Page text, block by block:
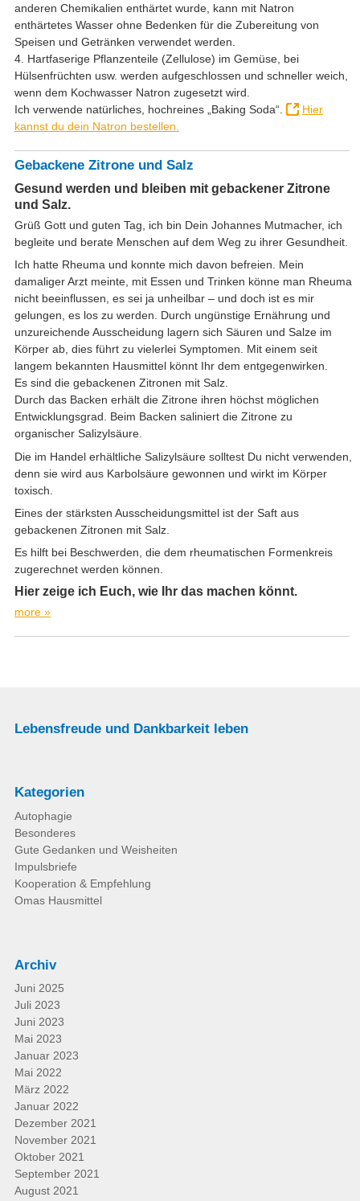
anderen Chemikalien enthärtet wurde, kann mit Natron
enthärtetes Wasser ohne Bedenken für die Zubereitung von
Speisen und Getränken verwendet werden.
4. Hartfaserige Pflanzenteile (Zellulose) im Gemüse, bei
Hülsenfrüchten usw. werden aufgeschlossen und schneller weich,
wenn dem Kochwasser Natron zugesetzt wird.
Ich verwende natürliches, hochreines „Baking Soda“.
Hier
kannst du dein Natron bestellen.
Gebackene Zitrone und Salz
Gesund werden und bleiben mit gebackener Zitrone
und Salz.
Grüß Gott und guten Tag, ich bin Dein Johannes Mutmacher, ich
begleite und berate Menschen auf dem Weg zu ihrer Gesundheit.
Ich hatte Rheuma und konnte mich davon befreien. Mein
damaliger Arzt meinte, mit Essen und Trinken könne man Rheuma
nicht beeinflussen, es sei ja unheilbar – und doch ist es mir
gelungen, es los zu werden. Durch ungünstige Ernährung und
unzureichende Ausscheidung lagern sich Säuren und Salze im
Körper ab, dies führt zu vielerlei Symptomen. Mit einem seit
langem bekannten Hausmittel könnt Ihr dem entgegenwirken.
Es sind die gebackenen Zitronen mit Salz.
Durch das Backen erhält die Zitrone ihren höchst möglichen
Entwicklungsgrad. Beim Backen saliniert die Zitrone zu
organischer Salizylsäure.
Die im Handel erhältliche Salizylsäure solltest Du nicht verwenden,
denn sie wird aus Karbolsäure gewonnen und wirkt im Körper
toxisch.
Eines der stärksten Ausscheidungsmittel ist der Saft aus
gebackenen Zitronen mit Salz.
Es hilft bei Beschwerden, die dem rheumatischen Formenkreis
zugerechnet werden können.
Hier zeige ich Euch, wie Ihr das machen könnt.
more »
Lebensfreude und Dankbarkeit leben
Kategorien
Autophagie
Besonderes
Gute Gedanken und Weisheiten
Impulsbriefe
Kooperation & Empfehlung
Omas Hausmittel
Archiv
Juni 2025
Juli 2023
Juni 2023
Mai 2023
Januar 2023
Mai 2022
März 2022
Januar 2022
Dezember 2021
November 2021
Oktober 2021
September 2021
August 2021